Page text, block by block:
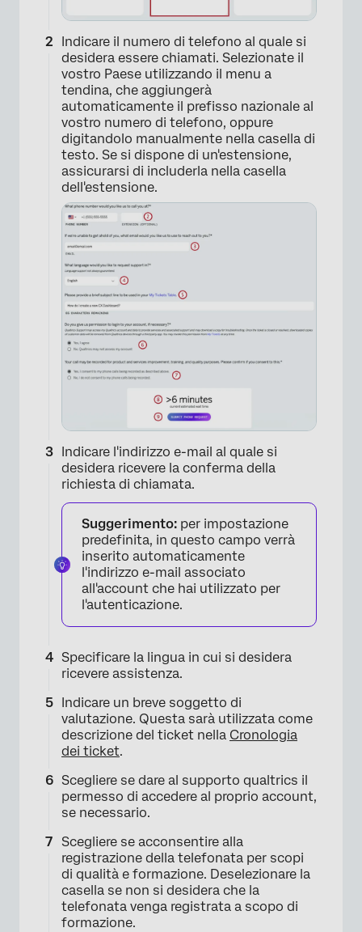
×
Indicare il numero di telefono al quale si
desidera essere chiamati. Selezionate il
vostro Paese utilizzando il menu a
tendina, che aggiungerà
automaticamente il prefisso nazionale al
vostro numero di telefono, oppure
digitandolo manualmente nella casella di
testo. Se si dispone di un'estensione,
assicurarsi di includerla nella casella
dell'estensione.
Indicare l'indirizzo e-mail al quale si
desidera ricevere la conferma della
richiesta di chiamata.
Suggerimento: per impostazione
predefinita, in questo campo verrà
inserito automaticamente
l'indirizzo e-mail associato
all'account che hai utilizzato per
l'autenticazione.
Specificare la lingua in cui si desidera
ricevere assistenza.
Indicare un breve soggetto di
valutazione. Questa sarà utilizzata come
descrizione del ticket nella Cronologia
dei ticket.
Scegliere se dare al supporto qualtrics il
permesso di accedere al proprio account,
se necessario.
Scegliere se acconsentire alla
registrazione della telefonata per scopi
di qualità e formazione. Deselezionare la
casella se non si desidera che la
telefonata venga registrata a scopo di
formazione.